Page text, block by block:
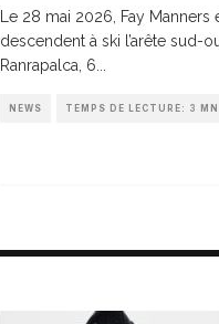
Le 28 mai 2026, Fay
descendent à ski l’arête sud-
Ranrapalca, 6
NEWS TEMPS DE LECTURE: 3 MN